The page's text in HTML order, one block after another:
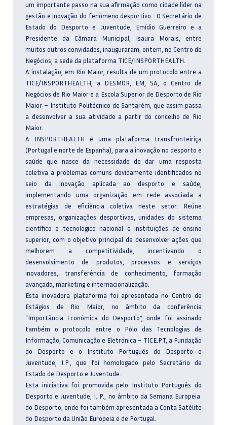
um importante passo na sua afirmação como cidade líder na
gestão e inovação do fenómeno desportivo.
O Secretário de
Estado do Desporto e Juventude, Emídio Guerreiro e a
Presidente da Câmara Municipal, Isaura Morais, entre
muitos outros convidados, inauguraram, ontem, no Centro de
Negócios, a sede da plataforma TICE/INSPORTHEALTH.
A instalação, em Rio Maior, resulta de um protocolo entre a
TICE/INSPORTHEALTH, a DESMOR, EM, SA, o Centro de
Negócios de Rio Maior e a Escola Superior de Desporto de Rio
Maior – Instituto Politécnico de Santarém, que assim passa
a desenvolver a sua atividade a partir do concelho de Rio
Maior.
A INSPORTHEALTH é uma plataforma transfronteiriça
(Portugal e norte de Espanha), para a inovação no desporto e
saúde que nasce da necessidade de dar uma resposta
coletiva a problemas comuns devidamente identificados no
seio da inovação aplicada ao desporto e saúde,
implementando uma organização em rede associada a
estratégias de eficiência coletiva neste setor. Reúne
empresas, organizações desportivas, unidades do sistema
científico e tecnológico nacional e instituições de ensino
superior, com o objetivo principal de desenvolver ações que
melhorem a competitividade, incentivando o
desenvolvimento de produtos, processos e serviços
inovadores, transferência de conhecimento, formação
avançada, marketing e internacionalização.
Esta inovadora plataforma foi apresentada no Centro de
Estágios de Rio Maior, no âmbito da conferência
“Importância Económica do Desporto”, onde foi assinado
também o protocolo entre o Pólo das Tecnologias de
Informação, Comunicação e Eletrónica – TICE.PT, a Fundação
do Desporto e o Instituto Português do Desporto e
Juventude, I.P., que foi homologado pelo Secretário de
Estado de Desporto e Juventude.
Esta iniciativa foi promovida pelo Instituto Português do
Desporto e Juventude, I. P., no âmbito da Semana Europeia
do Desporto, onde foi também apresentada a Conta Satélite
do Desporto da União Europeia e de Portugal.